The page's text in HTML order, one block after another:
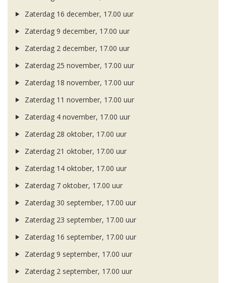
Zaterdag 16 december, 17.00 uur
Zaterdag 9 december, 17.00 uur
Zaterdag 2 december, 17.00 uur
Zaterdag 25 november, 17.00 uur
Zaterdag 18 november, 17.00 uur
Zaterdag 11 november, 17.00 uur
Zaterdag 4 november, 17.00 uur
Zaterdag 28 oktober, 17.00 uur
Zaterdag 21 oktober, 17.00 uur
Zaterdag 14 oktober, 17.00 uur
Zaterdag 7 oktober, 17.00 uur
Zaterdag 30 september, 17.00 uur
Zaterdag 23 september, 17.00 uur
Zaterdag 16 september, 17.00 uur
Zaterdag 9 september, 17.00 uur
Zaterdag 2 september, 17.00 uur